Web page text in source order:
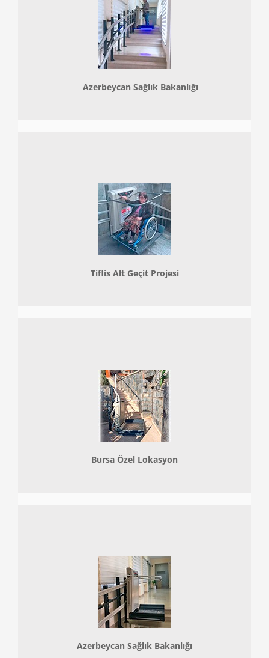
Azerbeycan Sağlık Bakanlığı
Tiflis Alt Geçit Projesi
Bursa Özel Lokasyon
Azerbeycan Sağlık Bakanlığı